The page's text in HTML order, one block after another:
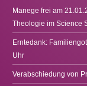
Manege frei am
Theologie im Science
Erntedank:
Uhr
Verabschiedung von